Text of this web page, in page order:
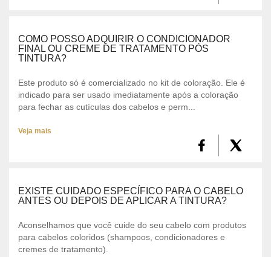
COMO POSSO ADQUIRIR O CONDICIONADOR
FINAL OU CREME DE TRATAMENTO PÓS
TINTURA?
Este produto só é comercializado no kit de coloração. Ele é
indicado para ser usado imediatamente após a coloração
para fechar as cutículas dos cabelos e perm...
Veja mais
EXISTE CUIDADO ESPECÍFICO PARA O CABELO
ANTES OU DEPOIS DE APLICAR A TINTURA?
Aconselhamos que você cuide do seu cabelo com produtos
para cabelos coloridos (shampoos, condicionadores e
cremes de tratamento).